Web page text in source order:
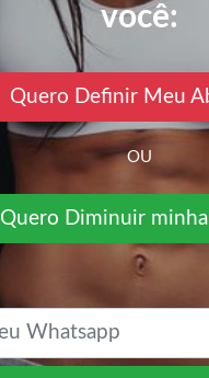
você:
Quero Definir Meu
OU
Quero Diminuir